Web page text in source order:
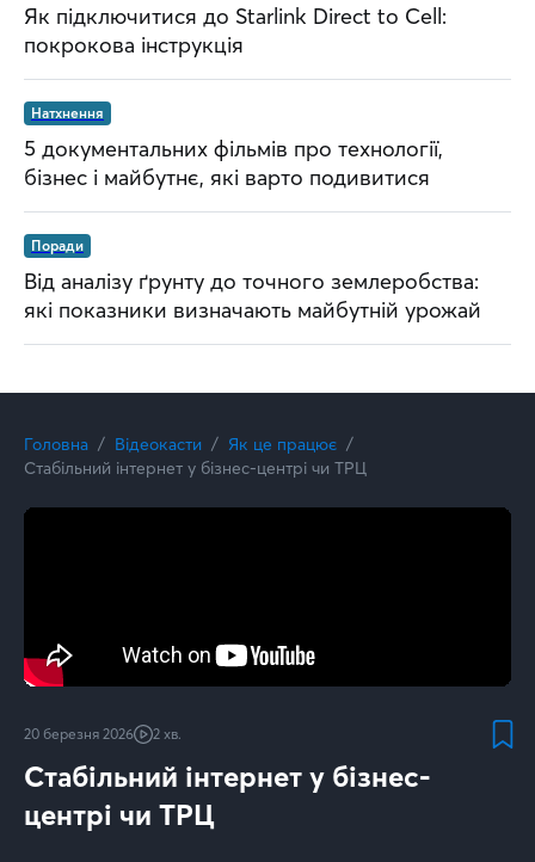
Як підключитися до Starlink Direct to Cell:
покрокова інструкція
Натхнення
5 документальних фільмів про технології,
бізнес і майбутнє, які варто подивитися
Поради
Від аналізу ґрунту до точного землеробства:
які показники визначають майбутній урожай
Головна Відеокасти
Як це працює
Стабільний інтернет у бізнес-центрі чи ТРЦ
20 березня 2026 2 хв.
Стабільний інтернет у бізнес-
центрі чи ТРЦ